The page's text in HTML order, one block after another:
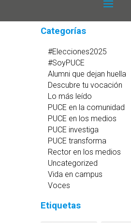
Categorías
#Elecciones2025
#SoyPUCE
Alumni que dejan huella
Descubre tu vocación
Lo más leído
PUCE en la comunidad
PUCE en los medios
PUCE investiga
PUCE transforma
Rector en los medios
Uncategorized
Vida en campus
Voces
Etiquetas